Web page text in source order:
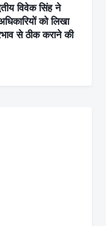
विवेक सिंह ने
को लिखा
से ठीक कराने की